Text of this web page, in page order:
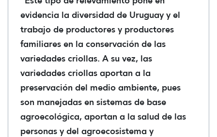
evidencia la diversidad de Uruguay y el
trabajo de productores y productores
familiares en la conservación de las
variedades criollas. A su vez, las
variedades criollas aportan a la
preservación del medio ambiente, pues
son manejadas en sistemas de base
agroecológica, aportan a la salud de las
personas y del agroecosistema y